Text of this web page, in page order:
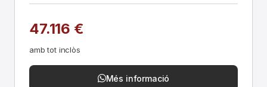
47.116 €
amb tot inclòs
Més informació